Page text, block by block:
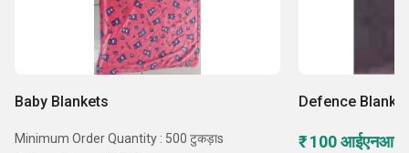
Baby Blankets
Minimum Order Quantity : 500 टुकड़ाs
Defence Blanket
₹ 100 आईएनआर